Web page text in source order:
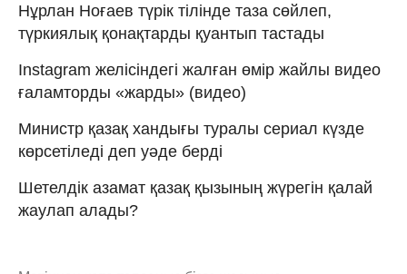
Нұрлан Ноғаев түрік тілінде таза сөйлеп,
түркиялық қонақтарды қуантып тастады
Instagram желісіндегі жалған өмір жайлы видео
ғаламторды «жарды» (видео)
Министр қазақ хандығы туралы сериал күзде
көрсетіледі деп уәде берді
Шетелдік азамат қазақ қызының жүрегін қалай
жаулап алады?